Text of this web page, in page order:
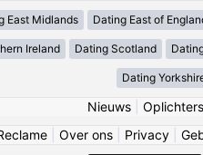
East Midlands Dating East of
Ireland Dating Scotland
Dating
Nieuws| Oplichters
Over ons Privacy